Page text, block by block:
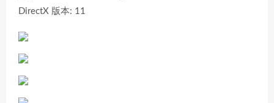
DirectX 版本: 11